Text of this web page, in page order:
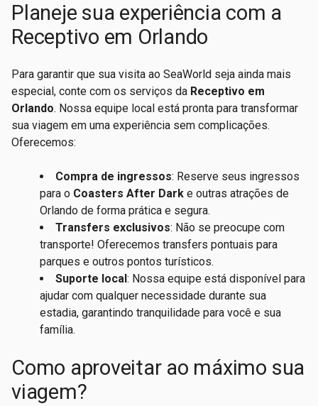
Planeje sua experiência com a
Receptivo em Orlando
Para garantir que sua visita ao SeaWorld seja ainda mais
especial, conte com os serviços da Receptivo em
Orlando. Nossa equipe local está pronta para transformar
sua viagem em uma experiência sem complicações.
Oferecemos:
Compra de ingressos: Reserve seus ingressos
para o Coasters After Dark e outras atrações de
Orlando de forma prática e segura.
Transfers exclusivos: Não se preocupe com
transporte! Oferecemos transfers pontuais para
parques e outros pontos turísticos.
Suporte local : Nossa equipe está disponível para
ajudar com qualquer necessidade durante sua
estadia, garantindo tranquilidade para você e sua
família.
Como aproveitar ao máximo sua
viagem?